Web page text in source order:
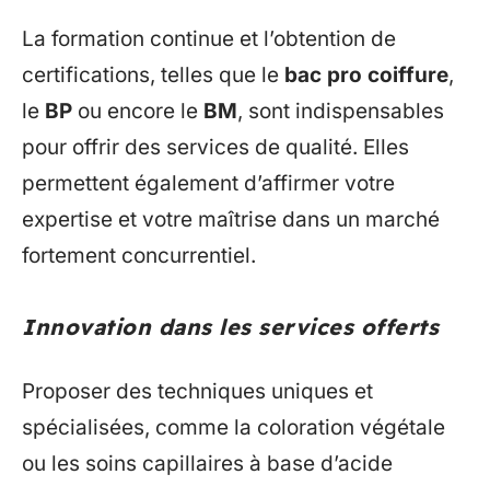
La formation continue et l’obtention de
certifications, telles que le bac pro coiffure,
le BP ou encore le BM, sont indispensables
pour offrir des services de qualité. Elles
permettent également d’affirmer votre
expertise et votre maîtrise dans un marché
fortement concurrentiel.
Innovation dans les services offerts
Proposer des techniques uniques et
spécialisées, comme la coloration végétale
ou les soins capillaires à base d’acide